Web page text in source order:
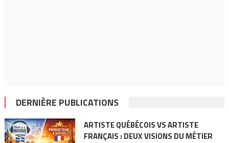
DERNIÈRE PUBLICATIONS
ARTISTE QUÉBÉCOIS VS ARTISTE
FRANÇAIS : DEUX VISIONS DU MÉTIER